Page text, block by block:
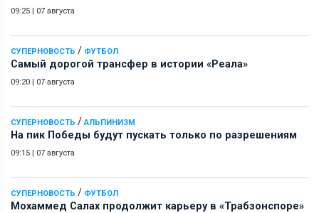
09:25 | 07 августа
СУПЕРНОВОСТЬ / ФУТБОЛ
Самый дорогой трансфер в истории «Реала»
09:20 | 07 августа
СУПЕРНОВОСТЬ / АЛЬПИНИЗМ
На пик Победы будут пускать только по разрешениям
09:15 | 07 августа
СУПЕРНОВОСТЬ / ФУТБОЛ
Мохаммед Салах продолжит карьеру в «Трабзонспоре»